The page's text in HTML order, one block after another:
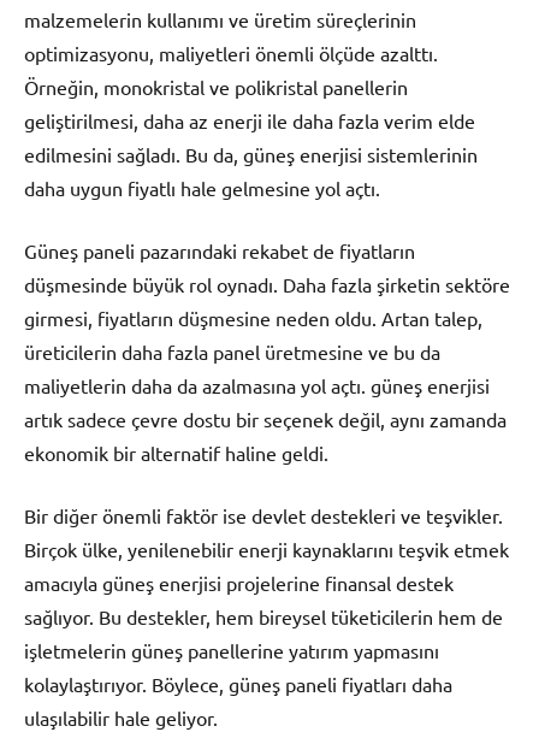
malzemelerin kullanımı ve üretim süreçlerinin
optimizasyonu, maliyetleri önemli ölçüde azalttı.
Örneğin, monokristal ve polikristal panellerin
geliştirilmesi, daha az enerji ile daha fazla verim elde
edilmesini sağladı. Bu da, güneş enerjisi sistemlerinin
daha uygun fiyatlı hale gelmesine yol açtı.
Güneş paneli pazarındaki rekabet de fiyatların
düşmesinde büyük rol oynadı. Daha fazla şirketin sektöre
girmesi, fiyatların düşmesine neden oldu. Artan talep,
üreticilerin daha fazla panel üretmesine ve bu da
maliyetlerin daha da azalmasına yol açtı. güneş enerjisi
artık sadece çevre dostu bir seçenek değil, aynı zamanda
ekonomik bir alternatif haline geldi.
Bir diğer önemli faktör ise devlet destekleri ve teşvikler.
Birçok ülke, yenilenebilir enerji kaynaklarını teşvik etmek
amacıyla güneş enerjisi projelerine finansal destek
sağlıyor. Bu destekler, hem bireysel tüketicilerin hem de
işletmelerin güneş panellerine yatırım yapmasını
kolaylaştırıyor. Böylece, güneş paneli fiyatları daha
ulaşılabilir hale geliyor.